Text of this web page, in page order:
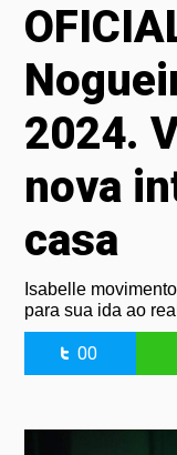
2024.
nova
casa
Isabelle
para sua ida ao
00